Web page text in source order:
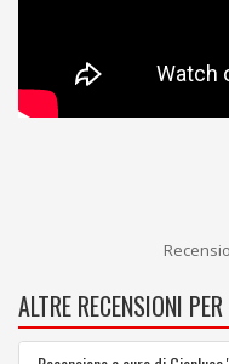
ALTRE RECENSIONI